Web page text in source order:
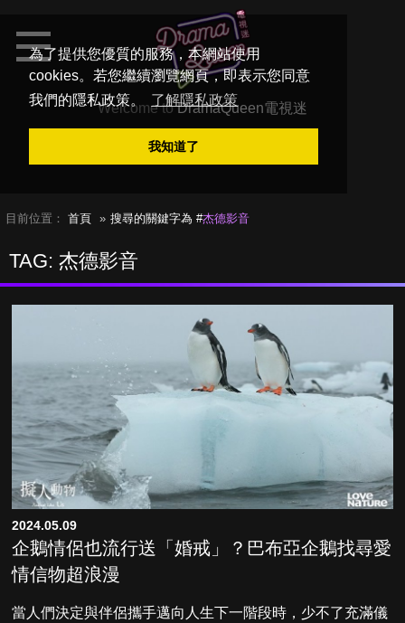
為了提供您優質的服務，本網站使用
cookies。若您繼續瀏覽網頁，即表示您同意
我們的隱私政策。
了解隱私政策
我知道了
Welcome toDramaQueen電視迷
目前位置： 首頁 搜尋的關鍵字為 #杰德影音
TAG: 杰德影音
2024.05.09
企鵝情侶也流行送「婚戒」？巴布亞企鵝找尋愛
情信物超浪漫
當人們決定與伴侶攜手邁向人生下一階段時，少不了充滿儀